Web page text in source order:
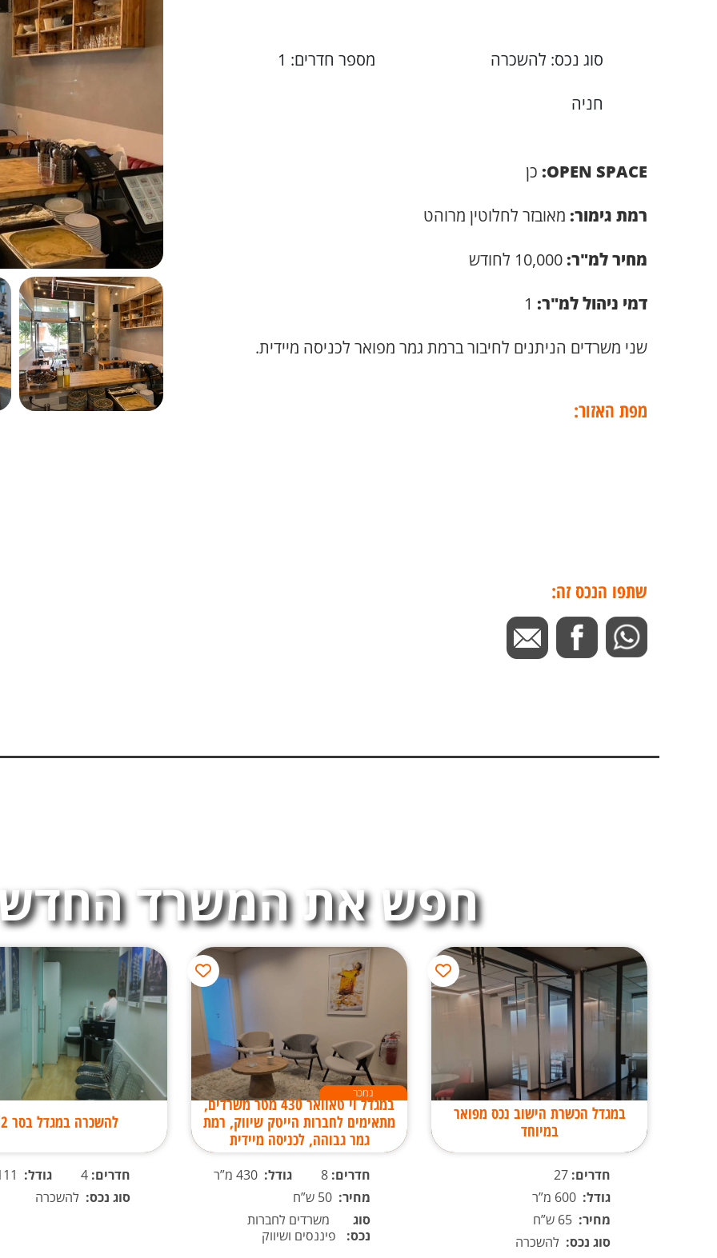
סוג נכס: להשכרה מספר חדרים: 1
חניה
OPEN SPACE: כן
רמת גימור: מאובזר לחלוטין מרוהט
מחיר למ"ר:
דמי ניהול למ"ר:
שני משרדים הניתנים לחיבור ברמת גמר מפואר לכניסה מיידית.
מפת האזור:
שתפו הנכס זה:
חפש את המשרד
במגדל הכשרת הישוב נכס מפואר
במיוחד
חדרים:
גודל:
מחיר:
סוג נכס: להשכרה
נמכר
במגדל וי טאוואר 430 מטר משרדים,
מתאימים לחברות הייטק שיווק, רמת
גמר גבוהה, לכניסה מיידית
חדרים: גודל:
מחיר:
סוג
נכס:
משרדים לחברות
פיננסים ושיווק
להשכרה במגדל בסר 2
חדרים: גודל:
סוג נכס: להשכרה